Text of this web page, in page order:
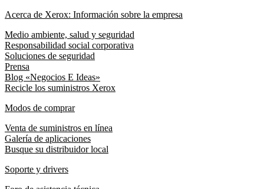
Acerca de Xerox: Información sobre la empresa
Medio ambiente, salud y seguridad
Responsabilidad social corporativa
Soluciones de seguridad
Prensa
Blog «Negocios E Ideas»
Recicle los suministros Xerox
Modos de comprar
Venta de suministros en línea
Galería de aplicaciones
Busque su distribuidor local
Soporte y drivers